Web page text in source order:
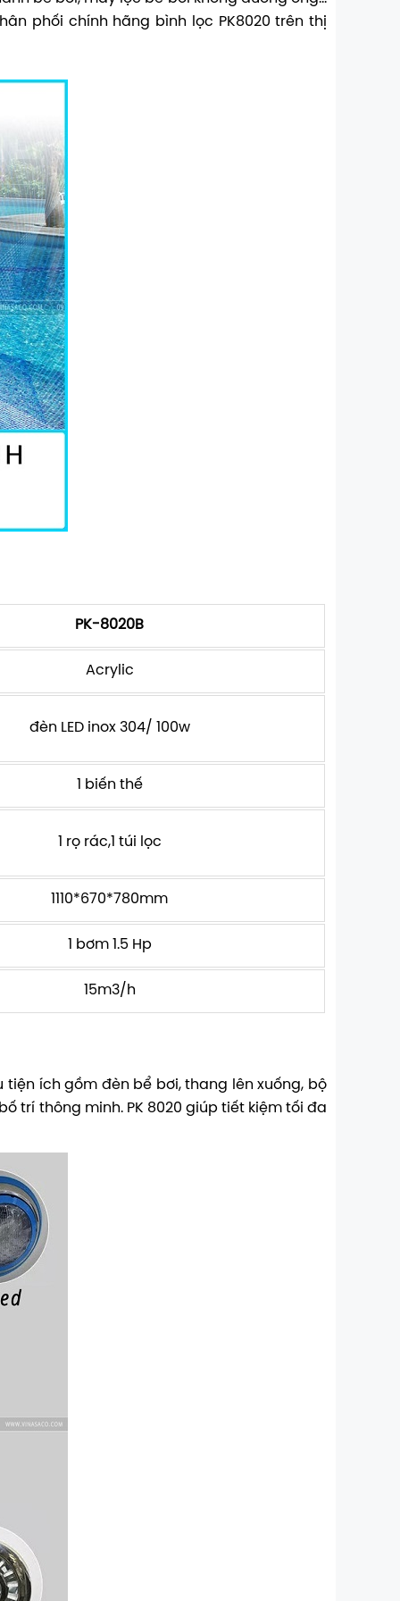
phối chính hãng bình lọc PK8020 trên thị
PK-8020B
Acrylic
đèn LED inox 304/ 100w
1 biến thế
1 rọ rác,1 túi lọc
1110*670*780mm
1 bơm 1.5 Hp
15m3/h
ích gồm đèn bể bơi, thang lên xuống, bộ
trí thông minh. PK 8020 giúp tiết kiệm tối đa